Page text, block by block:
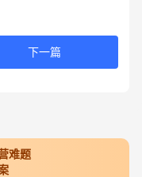
下一篇
难题